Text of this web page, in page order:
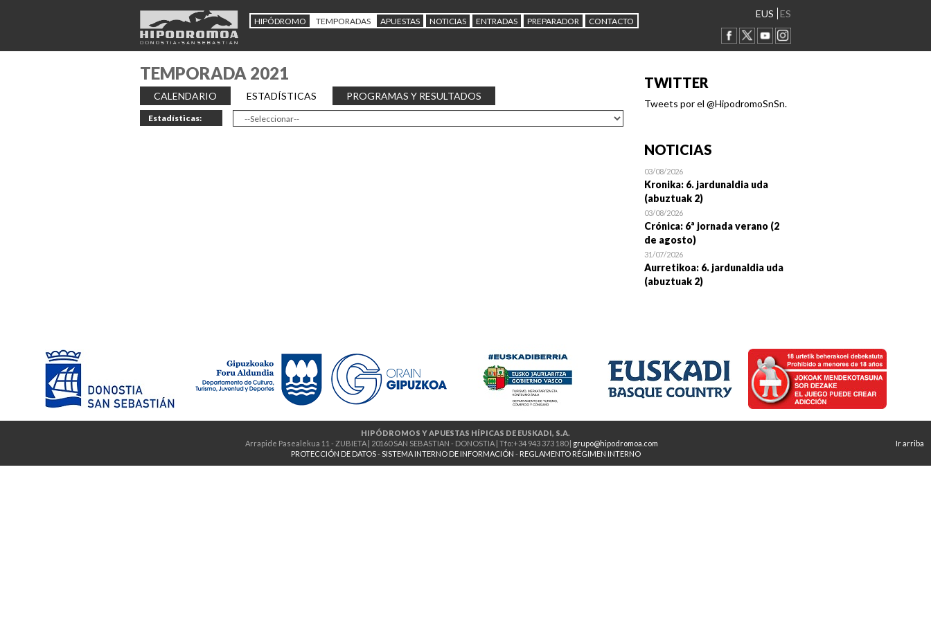
HIPÓDROMO TEMPORADAS APUESTAS NOTICIAS ENTRADAS PREPARADOR CONTACTO
EUS ES
TEMPORADA 2021
CALENDARIO ESTADÍSTICAS PROGRAMAS Y RESULTADOS
Estadísticas:
TWITTER
Tweets por el @HipodromoSnSn.
NOTICIAS
03/08/2026
Kronika: 6. jardunaldia uda
(abuztuak 2)
03/08/2026
Crónica: 6ª jornada verano (2
de agosto)
31/07/2026
Aurretikoa: 6. jardunaldia uda
(abuztuak 2)
HIPÓDROMOS Y APUESTAS HÍPICAS DE EUSKADI, S.A.
Ir arriba
Arrapide Pasealekua 11 - ZUBIETA | 20160 SAN SEBASTIAN - DONOSTIA | Tfo:+34 943 373 180 | grupo@hipodromoa.com
PROTECCIÓN DE DATOS-SISTEMA INTERNO DE INFORMACIÓN - REGLAMENTO RÉGIMEN INTERNO